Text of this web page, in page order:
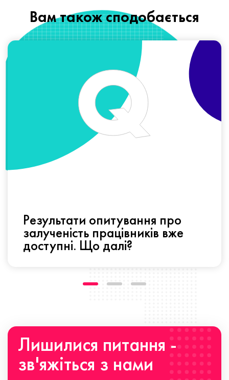
Вам також сподобається
Результати опитування про
залученість працівників вже
доступні. Що далі?
Лишилися питання -
зв'яжіться з нами